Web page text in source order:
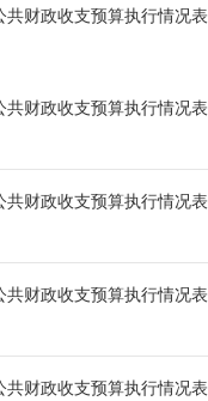
共财政收支预算执行情况表
共财政收支预算执行情况表
共财政收支预算执行情况表
共财政收支预算执行情况表
共财政收支预算执行情况表